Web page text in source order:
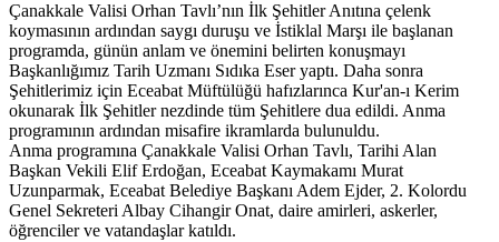
Çanakkale Valisi Orhan Tavlı’nın İlk Şehitler Anıtına çelenk
koymasının ardından saygı duruşu ve İstiklal Marşı ile başlanan
programda, günün anlam ve önemini belirten konuşmayı
Başkanlığımız Tarih Uzmanı Sıdıka Eser yaptı. Daha sonra
Şehitlerimiz için Eceabat Müftülüğü hafızlarınca Kur'an-ı Kerim
okunarak İlk Şehitler nezdinde tüm Şehitlere dua edildi. Anma
programının ardından misafire ikramlarda bulunuldu.
Anma programına Çanakkale Valisi Orhan Tavlı, Tarihi Alan
Başkan Vekili Elif Erdoğan, Eceabat Kaymakamı Murat
Uzunparmak, Eceabat Belediye Başkanı Adem Ejder, 2. Kolordu
Genel Sekreteri Albay Cihangir Onat, daire amirleri, askerler,
öğrenciler ve vatandaşlar katıldı.